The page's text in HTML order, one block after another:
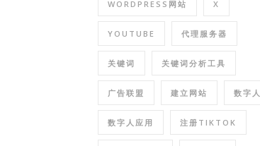
WORDPRESS网站 X
YOUTUBE 代理服务器
关键词 关键词分析工具
广告联盟 建立网站 数字人
数字人应用 注册TIKTOK